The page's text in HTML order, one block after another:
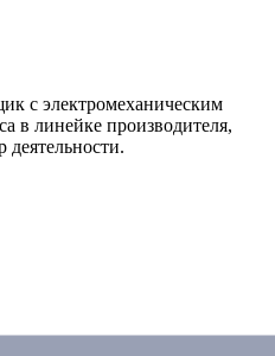
с электромеханическим
в линейке производителя,
деятельности.